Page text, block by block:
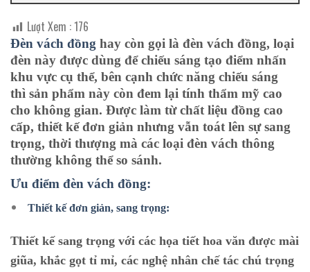
Lượt Xem :176
Đèn vách đồng hay còn gọi là đèn vách đồng, loại
đèn này được dùng để chiếu sáng tạo điểm nhấn
khu vực cụ thể, bên cạnh chức năng chiếu sáng
thì sản phẩm này còn đem lại tính thẩm mỹ cao
cho không gian. Được làm từ chất liệu đồng cao
cấp, thiết kế đơn giản nhưng vẫn toát lên sự sang
trọng, thời thượng mà các loại đèn vách thông
thường không thể so sánh.
Ưu điểm đèn vách đồng:
Thiết kế đơn giản, sang trọng:
Thiết kế sang trọng với các họa tiết hoa văn được mài
giũa, khắc gọt tỉ mỉ, các nghệ nhân chế tác chú trọng